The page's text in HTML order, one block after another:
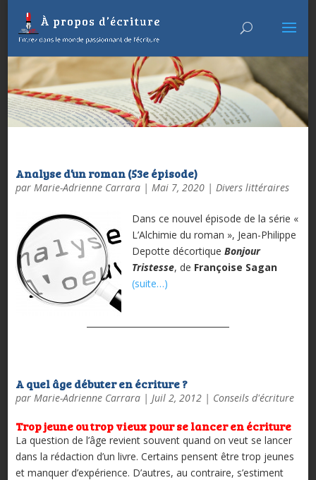
Analyse d’un roman (53e épisode)
par Marie-Adrienne Carrara| Mai 7, 2020| Divers littéraires
Dans ce nouvel épisode de la série «
L’Alchimie du roman », Jean-Philippe
Depotte décortique Bonjour
Tristesse, de Françoise Sagan
(suite…)
A quel âge débuter en écriture ?
par Marie-Adrienne Carrara| Juil 2, 2012| Conseils d'écriture
Trop jeune ou trop vieux pour se lancer en écriture
La question de l’âge revient souvent quand on veut se lancer
dans la rédaction d’un livre. Certains pensent être trop jeunes
et manquer d’expérience. D’autres, au contraire, s’estiment